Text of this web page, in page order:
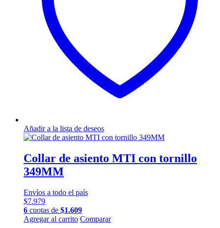
Añadir a la lista de deseos
Collar de asiento MTI con tornillo
349MM
Envíos a todo el país
$7.979
6 cuotas de $1.609
Agregar al carrito Comparar